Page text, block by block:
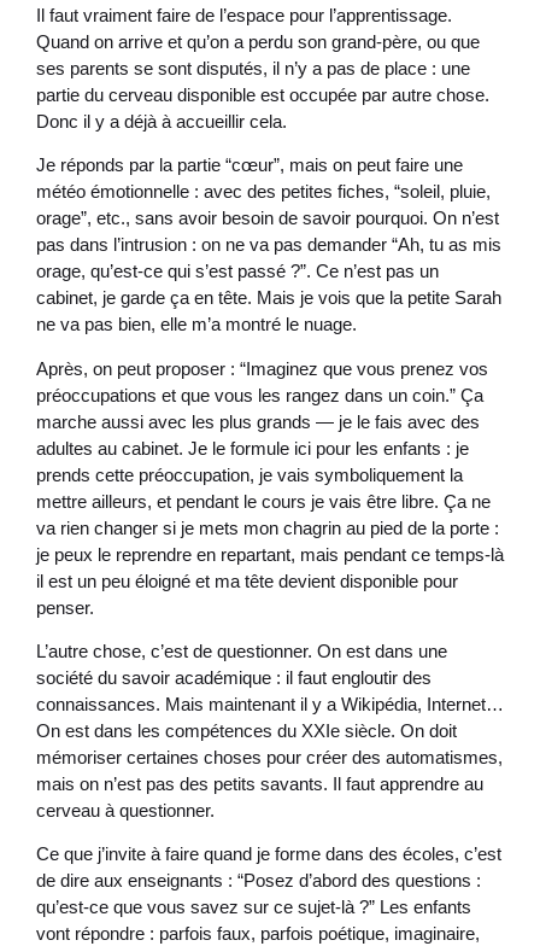
Il faut vraiment faire de l’espace pour l’apprentissage.
Quand on arrive et qu’on a perdu son grand-père, ou que
ses parents se sont disputés, il n’y a pas de place : une
partie du cerveau disponible est occupée par autre chose.
Donc il y a déjà à accueillir cela.
Je réponds par la partie “cœur”, mais on peut faire une
météo émotionnelle : avec des petites fiches, “soleil, pluie,
orage”, etc., sans avoir besoin de savoir pourquoi. On n’est
pas dans l’intrusion : on ne va pas demander “Ah, tu as mis
orage, qu’est-ce qui s’est passé ?”. Ce n’est pas un
cabinet, je garde ça en tête. Mais je vois que la petite Sarah
ne va pas bien, elle m’a montré le nuage.
Après, on peut proposer : “Imaginez que vous prenez vos
préoccupations et que vous les rangez dans un coin.” Ça
marche aussi avec les plus grands — je le fais avec des
adultes au cabinet. Je le formule ici pour les enfants : je
prends cette préoccupation, je vais symboliquement la
mettre ailleurs, et pendant le cours je vais être libre. Ça ne
va rien changer si je mets mon chagrin au pied de la porte :
je peux le reprendre en repartant, mais pendant ce temps-là
il est un peu éloigné et ma tête devient disponible pour
penser.
L’autre chose, c’est de questionner. On est dans une
société du savoir académique : il faut engloutir des
connaissances. Mais maintenant il y a Wikipédia, Internet…
On est dans les compétences du XXIe siècle. On doit
mémoriser certaines choses pour créer des automatismes,
mais on n’est pas des petits savants. Il faut apprendre au
cerveau à questionner.
Ce que j’invite à faire quand je forme dans des écoles, c’est
de dire aux enseignants : “Posez d’abord des questions :
qu’est-ce que vous savez sur ce sujet-là ?” Les enfants
vont répondre : parfois faux, parfois poétique, imaginaire,